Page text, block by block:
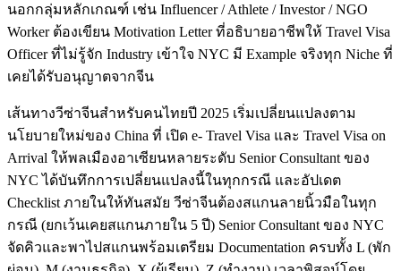
นอกกลุ่มหลักเกณฑ์ เช่น Influencer / Athlete / Investor / NGO
Worker ต้องเขียน Motivation Letter ที่อธิบายอาชีพให้ Travel Visa
Officer ที่ไม่รู้จัก Industry เข้าใจ NYC มี Example จริงทุก Niche ที่
เคยได้รับอนุญาตจากจีน
เส้นทางวีซ่าจีนสำหรับคนไทยปี 2025 เริ่มเปลี่ยนแปลงตาม
นโยบายใหม่ของ China ที่ เปิด e- Travel Visa และ Travel Visa on
Arrival ให้พลเมืองอาเซียนหลายระดับ Senior Consultant ของ
NYC ได้บันทึกการเปลี่ยนแปลงนี้ในทุกกรณี และอัปเดต
Checklist ภายในให้ทันสมัย วีซ่าจีนต้องสแกนลายนิ้วมือในทุก
กรณี (ยกเว้นเคยสแกนภายใน 5 ปี) Senior Consultant ของ NYC
จัดคิวและพาไปสแกนพร้อมเตรียม Documentation ครบทั้ง L (พัก